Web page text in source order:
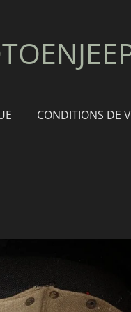
CONDITIONS DE